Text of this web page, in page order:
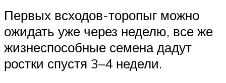
Первых всходов-торопыг можно
ожидать уже через неделю, все же
жизнеспособные семена дадут
ростки спустя 3–4 недели.